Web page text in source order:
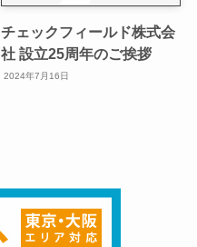
チェックフィールド株式会
社 設立25周年のご挨拶
2024年7月16日